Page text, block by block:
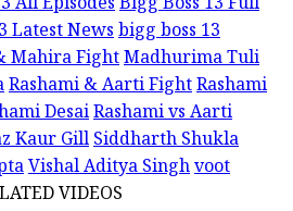
All EpisodesBigg Boss 13 Full
Latest Newsbigg boss 13
Mahira FightMadhurima Tuli
Rashami & Aarti FightRashami
DesaiRashami vs Aarti
Kaur GillSiddharth Shukla
Vishal Aditya Singhvoot
VIDEOS